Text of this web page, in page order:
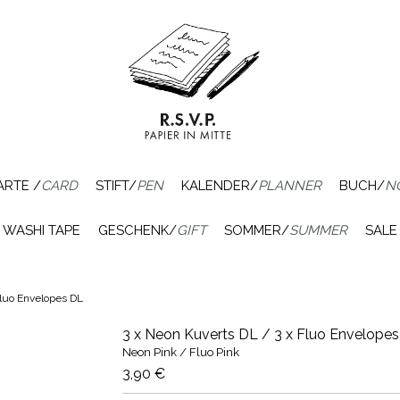
/CARD STIFT/PEN KALENDER/PLANNER BUCH/
WASHI TAPE GESCHENK/GIFT SOMMER/SUMMER SALE
Envelopes DL
3 x Neon Kuverts DL / 3 x Fluo
Neon Pink / Fluo Pink
3,90 €